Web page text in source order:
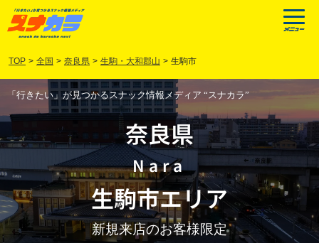
TOP > 全国 > 奈良県 > 生駒・大和郡山 > 生駒市
「行きたい」が見つかるスナック情報メディア “スナカラ”
奈良県
Nara
生駒市エリア
新規来店のお客様限定